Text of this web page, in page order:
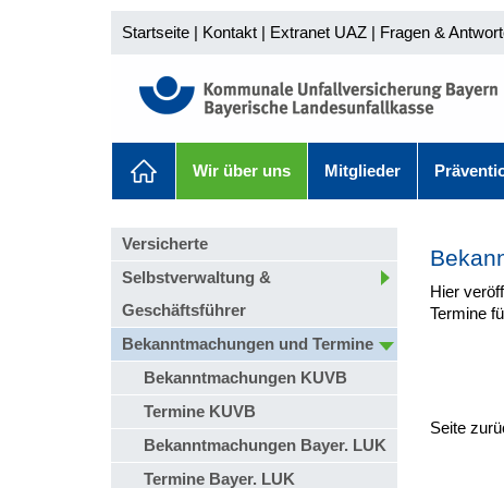
Startseite | Kontakt | Extranet UAZ | Fragen &
Wir über uns Mitglieder
Versicherte
Selbstverwaltung &
Geschäftsführer
Bekanntmachungen und Termine
Bekanntmachungen KUVB
Termine KUVB
Bekanntmachungen Bayer. LUK
Termine Bayer. LUK
Hier
Termine
Seite